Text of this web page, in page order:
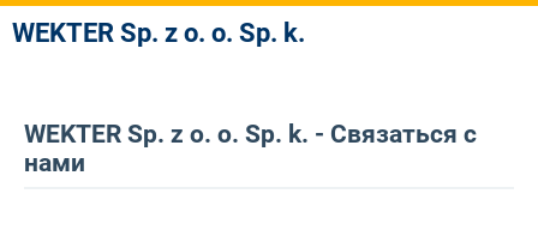
WEKTER Sp. z o. o. Sp. k.
WEKTER Sp. z o. o. Sp. k. - Связаться с
нами